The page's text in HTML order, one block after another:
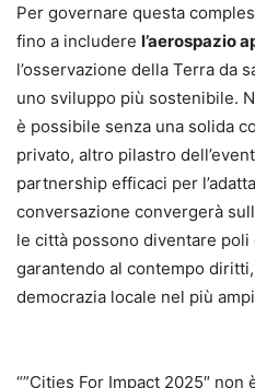
Per governare questa
fino a includere l’aerospazio
l’osservazione della Terra da
uno sviluppo più sostenibile.
è possibile senza una solida
privato, altro pilastro
partnership efficaci per
conversazione convergerà
le città possono diventare
garantendo al contempo
democrazia locale nel più
“”Cities For Impact 2025″ non